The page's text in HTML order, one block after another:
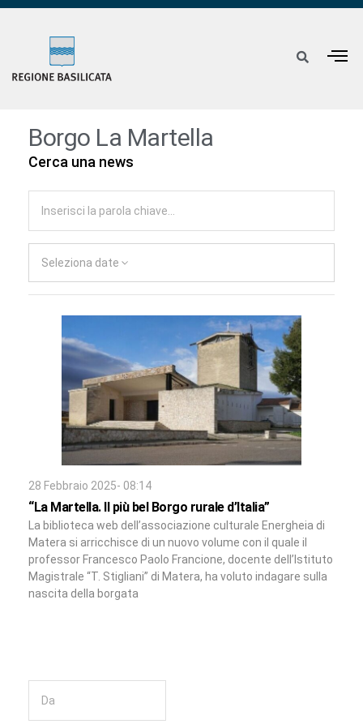
Borgo La Martella
Cerca una news
Seleziona date
28 Febbraio 2025- 08:14
“La Martella. Il più bel Borgo rurale d’Italia”
La biblioteca web dell’associazione culturale Energheia di
Matera si arricchisce di un nuovo volume con il quale il
professor Francesco Paolo Francione, docente dell’Istituto
Magistrale “T. Stigliani” di Matera, ha voluto indagare sulla
nascita della borgata